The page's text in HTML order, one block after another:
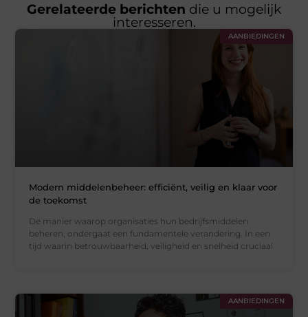
Gerelateerde berichten die u mogelijk
interesseren.
AANBIEDINGEN
Modern middelenbeheer: efficiënt, veilig en klaar voor
de toekomst
De manier waarop organisaties hun bedrijfsmiddelen
beheren, ondergaat een fundamentele verandering. In een
tijd waarin betrouwbaarheid, veiligheid en snelheid cruciaal
AANBIEDINGEN